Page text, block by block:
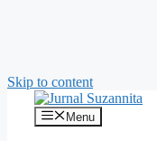
Skip to content
Menu